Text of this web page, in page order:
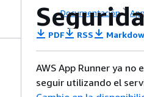
Documentación
PDF RSS
AWS App Runner ya
seguir utilizando el